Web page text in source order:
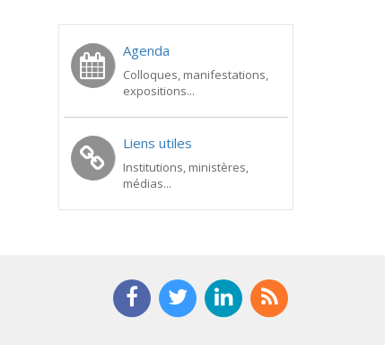
Agenda
Colloques, manifestations,
expositions...
Liens utiles
Institutions, ministères,
médias...